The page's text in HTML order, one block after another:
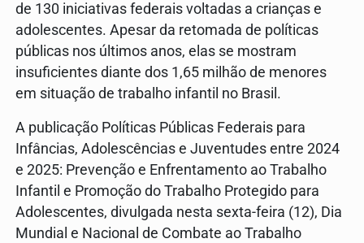
de 130 iniciativas federais voltadas a crianças e
adolescentes. Apesar da retomada de políticas
públicas nos últimos anos, elas se mostram
insuficientes diante dos 1,65 milhão de menores
em situação de trabalho infantil no Brasil.
A publicação Políticas Públicas Federais para
Infâncias, Adolescências e Juventudes entre 2024
e 2025: Prevenção e Enfrentamento ao Trabalho
Infantil e Promoção do Trabalho Protegido para
Adolescentes, divulgada nesta sexta-feira (12), Dia
Mundial e Nacional de Combate ao Trabalho